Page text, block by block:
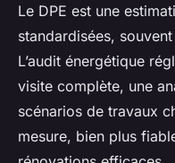
Le DPE est une
standardisées,
L’audit énergétique
visite complète, une
scénarios de travaux
mesure, bien plus